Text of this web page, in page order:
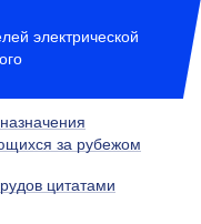
электрической
за рубежом
цитатами